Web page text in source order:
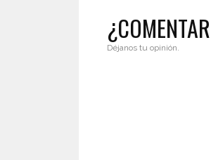
Déjanos tu opinión.